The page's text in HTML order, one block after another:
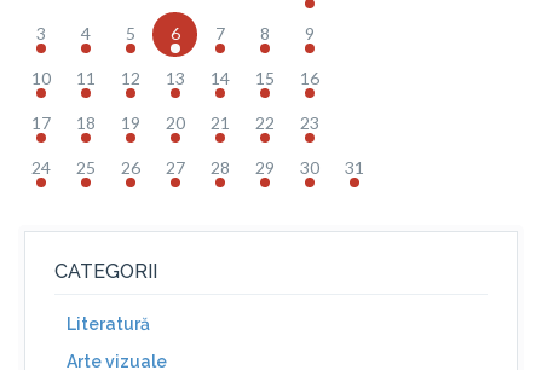
3 4 5 6 7 8 9
10 11 12 13 14 15 16
17 18 19 20 21 22 23
24 25 26 27 28 29 30 31
CATEGORII
Literatură
Arte vizuale